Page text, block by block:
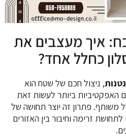
איך מעצבים את
כחלל אחד?
, ניצול חכם של שטח הוא
ביותר לעשות זאת
משותף. פתרון זה יוצר תחושה של
זרימה וחיבור בין האזורים